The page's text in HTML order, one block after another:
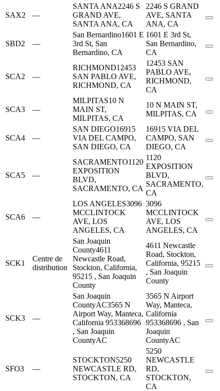
SAX2 —
SANTA ANA2246 S
GRAND AVE,
SANTA ANA, CA
2246 S GRAND
AVE, SANTA
ANA, CA
SBD2 —
San Bernardino1601 E
3rd St, San
Bernardino, CA
1601 E 3rd St,
San Bernardino,
CA
SCA2 —
RICHMOND12453
SAN PABLO AVE,
RICHMOND, CA
12453 SAN
PABLO AVE,
RICHMOND,
CA
SCA3 —
MILPITAS10 N
MAIN ST,
MILPITAS, CA
10 N MAIN ST,
MILPITAS, CA
SCA4 —
SAN DIEGO16915
VIA DEL CAMPO,
SAN DIEGO, CA
16915 VIA DEL
CAMPO, SAN
DIEGO, CA
SCA5 —
SACRAMENTO1120
EXPOSITION
BLVD,
SACRAMENTO, CA
1120
EXPOSITION
BLVD,
SACRAMENTO,
CA
SCA6 —
LOS ANGELES3096
MCCLINTOCK
AVE, LOS
ANGELES, CA
3096
MCCLINTOCK
AVE, LOS
ANGELES, CA
SCK1
Centre de
distribution
San Joaquin
County4611
Newcastle Road,
Stockton, California,
95215 , San Joaquin
County
4611 Newcastle
Road, Stockton,
California, 95215
, San Joaquin
County
SCK3 —
San Joaquin
CountyAC3565 N
Airport Way, Manteca,
California 953368696
, San Joaquin
CountyAC
3565 N Airport
Way, Manteca,
California
953368696 , San
Joaquin
CountyAC
SFO3 —
STOCKTON5250
NEWCASTLE RD,
STOCKTON, CA
5250
NEWCASTLE
RD,
STOCKTON,
CA